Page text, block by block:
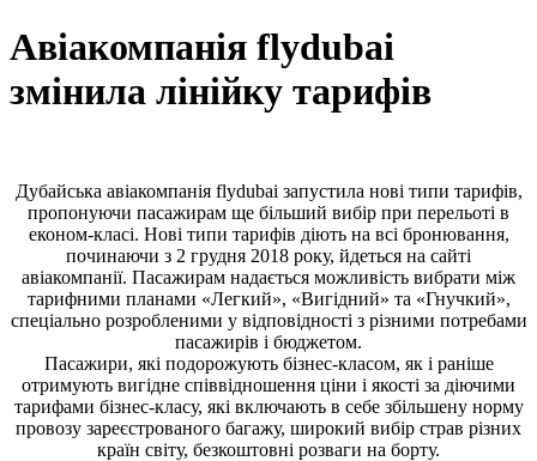
Авіакомпанія flydubai
змінила лінійку тарифів
Дубайська авіакомпанія flydubai запустила нові типи тарифів,
пропонуючи пасажирам ще більший вибір при перельоті в
економ-класі. Нові типи тарифів діють на всі бронювання,
починаючи з 2 грудня 2018 року, йдеться на сайті
авіакомпанії. Пасажирам надається можливість вибрати між
тарифними планами «Легкий», «Вигідний» та «Гнучкий»,
спеціально розробленими у відповідності з різними потребами
пасажирів і бюджетом.
Пасажири, які подорожують бізнес-класом, як і раніше
отримують вигідне співвідношення ціни і якості за діючими
тарифами бізнес-класу, які включають в себе збільшену норму
провозу зареєстрованого багажу, широкий вибір страв різних
країн світу, безкоштовні розваги на борту.